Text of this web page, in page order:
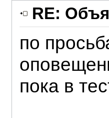
RE:
по
пока в